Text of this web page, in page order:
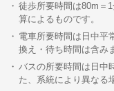
徒歩所要時間は80m＝
算によるものです。
電車所要時間は日中平
換え・待ち時間は含み
バスの所要時間は日中
た、系統により異なる